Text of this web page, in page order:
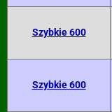
Szybkie 600
Szybkie 600